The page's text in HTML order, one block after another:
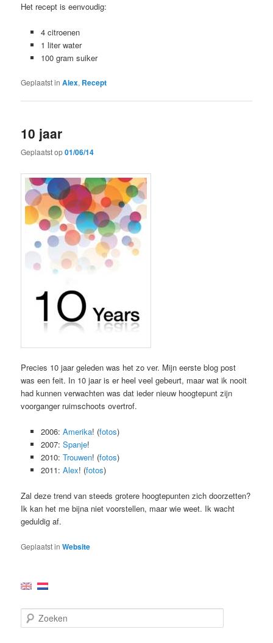
Het recept is eenvoudig:
4 citroenen
1 liter water
100 gram suiker
Geplaatst in Alex, Recept
10 jaar
Geplaatst op01/06/14
Precies 10 jaar geleden was het zo ver. Mijn eerste blog post
was een feit. In 10 jaar is er heel veel gebeurt, maar wat ik nooit
had kunnen verwachten was dat ieder nieuw hoogtepunt zijn
voorganger ruimschoots overtrof.
2006: Amerika! (fotos)
2007: Spanje!
2010: Trouwen! (fotos)
2011: Alex! (fotos)
Zal deze trend van steeds grotere hoogtepunten zich doorzetten?
Ik kan het me bijna niet voorstellen, maar wie weet. Ik wacht
geduldig af.
Geplaatst in Website
o